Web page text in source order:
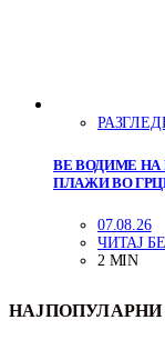
ВЕ ВОДИМЕ НА
ПЛАЖИ ВО
07.08.26
ЧИТАЈ БЕ
2 MIN
НАЈПОПУЛАРНИ